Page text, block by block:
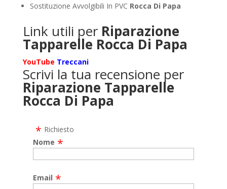
Sostituzione Avvolgibili In PVC Rocca Di Papa
Link utili per Riparazione
Tapparelle Rocca Di Papa
YouTube Treccani
Scrivi la tua recensione per
Riparazione Tapparelle
Rocca Di Papa
Richiesto
Nome
Email